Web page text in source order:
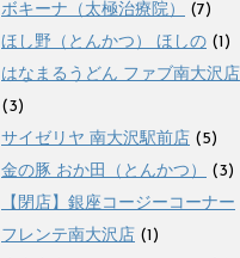
ボキーナ（太極治療院）
(7)
ほし野（とんかつ） ほしの (1)
はなまるうどん ファブ南大沢店
(3)
サイゼリヤ 南大沢駅前店 (5)
金の豚 おか田（とんかつ）
(3)
【閉店】銀座コージーコーナー
フレンテ南大沢店 (1)